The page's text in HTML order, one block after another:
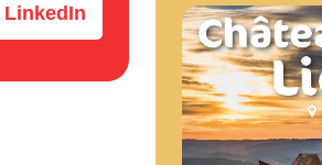
LinkedIn